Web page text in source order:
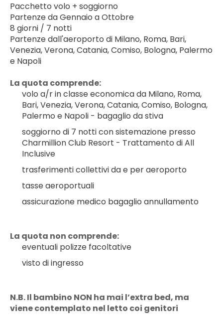
Pacchetto volo + soggiorno
Partenze da Gennaio a Ottobre
8 giorni / 7 notti
Partenze dall'aeroporto di Milano, Roma, Bari,
Venezia, Verona, Catania, Comiso, Bologna, Palermo
e Napoli
La quota comprende:
volo a/r in classe economica da Milano, Roma,
Bari, Venezia, Verona, Catania, Comiso, Bologna,
Palermo e Napoli - bagaglio da stiva
soggiorno di 7 notti con sistemazione presso
Charmillion Club Resort - Trattamento di All
Inclusive
trasferimenti collettivi da e per aeroporto
tasse aeroportuali
assicurazione medico bagaglio annullamento
La quota non comprende:
eventuali polizze facoltative
visto di ingresso
N.B. Il bambino NON ha mai l’extra bed, ma
viene contemplato nel letto coi genitori